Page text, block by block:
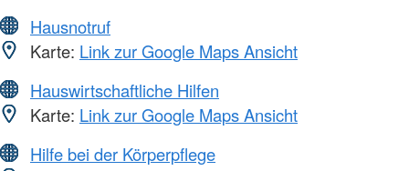
Hausnotruf
Karte: Link zur Google Maps Ansicht
Hauswirtschaftliche Hilfen
Karte: Link zur Google Maps Ansicht
Hilfe bei der Körperpflege